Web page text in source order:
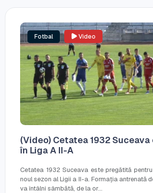
Fotbal Video
(Video) Cetatea 1932
în Liga A II-A
Cetatea 1932 Suceava este pregătită
noul sezon al Ligii a II-a. Formația antrenată
va întâlni sâmbătă, de la or...